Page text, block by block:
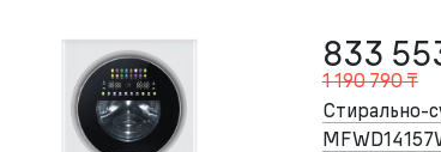
833
1 190 790 ₸
Стирально-